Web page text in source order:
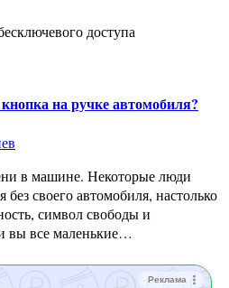
доступа
на ручке автомобиля?
без своего автомобиля, настолько
символ свободы и
вы все маленькие…
Реклама